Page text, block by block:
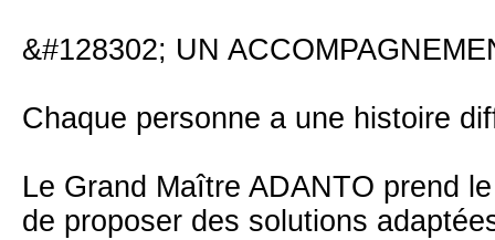
&#128302; UN
Chaque personne a une histoire
Le Grand Maître ADANTO prend
de proposer des solutions